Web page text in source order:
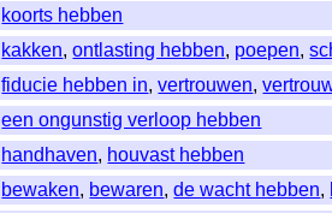
koorts hebben
kakken,ontlasting hebben, poepen,
fiducie hebben in,vertrouwen,
een ongunstig verloop hebben
handhaven, houvast hebben
bewaken, bewaren,de wacht hebben,